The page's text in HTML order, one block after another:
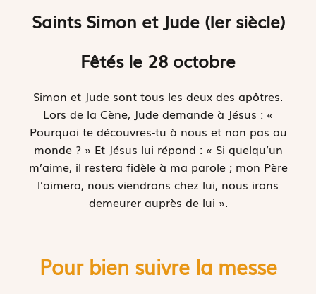
Saints Simon et Jude (Ier siècle)
Fêtés le 28 octobre
Simon et Jude sont tous les deux des apôtres.
Lors de la Cène, Jude demande à Jésus : «
Pourquoi te découvres-tu à nous et non pas au
monde ? » Et Jésus lui répond : « Si quelqu’un
m’aime, il restera fidèle à ma parole ; mon Père
l’aimera, nous viendrons chez lui, nous irons
demeurer auprès de lui ».
Pour bien suivre la messe